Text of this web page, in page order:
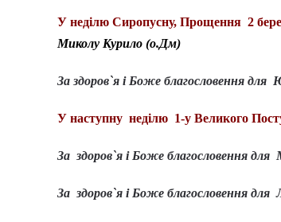
У неділю Сиропусну, Прощення 2
Миколу Курило (о.Дм)
За здоров`я і Боже благословення для
У наступну неділю 1-у Великого
За здоров`я і Боже благословення для
За здоров`я і Боже благословення для